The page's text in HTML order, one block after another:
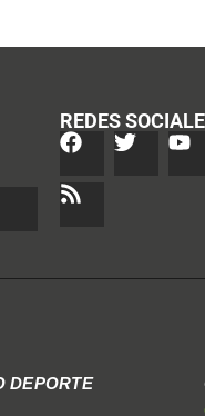
REDES
DEPORTE